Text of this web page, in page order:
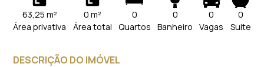
63,25 m²
Área privativa
0 m²
Área total
0
Quartos
0
Banheiro
0
Vagas
0
Suite
DESCRIÇÃO DO IMÓVEL